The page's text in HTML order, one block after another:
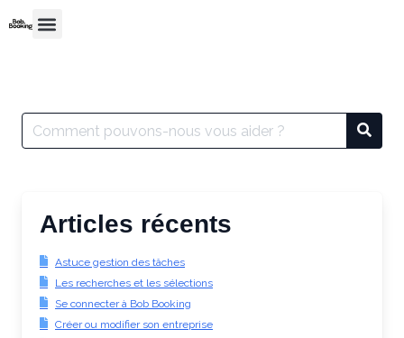
Articles récents
Astuce gestion des tâches
Les recherches et les sélections
Se connecter à Bob Booking
Créer ou modifier son entreprise